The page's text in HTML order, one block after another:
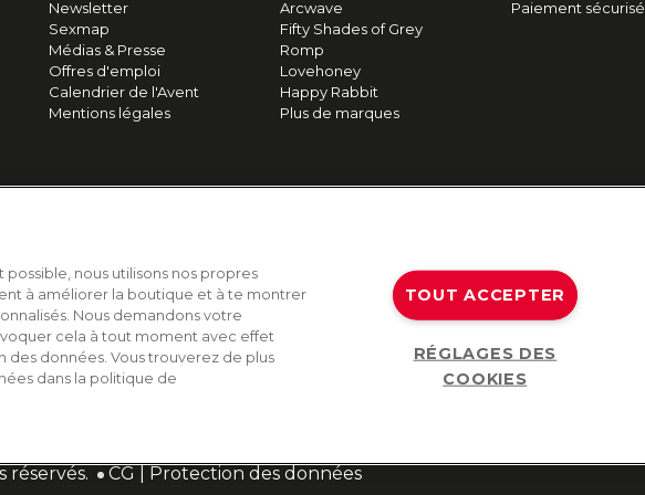
Newsletter
Sexmap
Médias & Presse
Offres d'emploi
Calendrier de l'Avent
Mentions légales
Arcwave
Fifty Shades of Grey
Romp
Lovehoney
Happy Rabbit
Plus de marques
Paiement sécurisé
réservés. CG Protection des données
nous utilisons nos propres
à améliorer la boutique et à te montrer
Nous demandons votre
cela à tout moment avec effet
données. Vous trouverez de plus
dans la politique de
TOUT ACCEPTER
RÉGLAGES DES
COOKIES